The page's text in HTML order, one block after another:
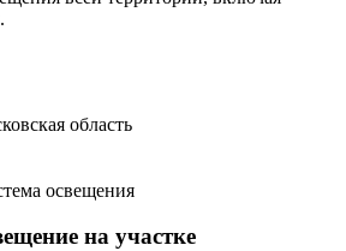
область
на участке